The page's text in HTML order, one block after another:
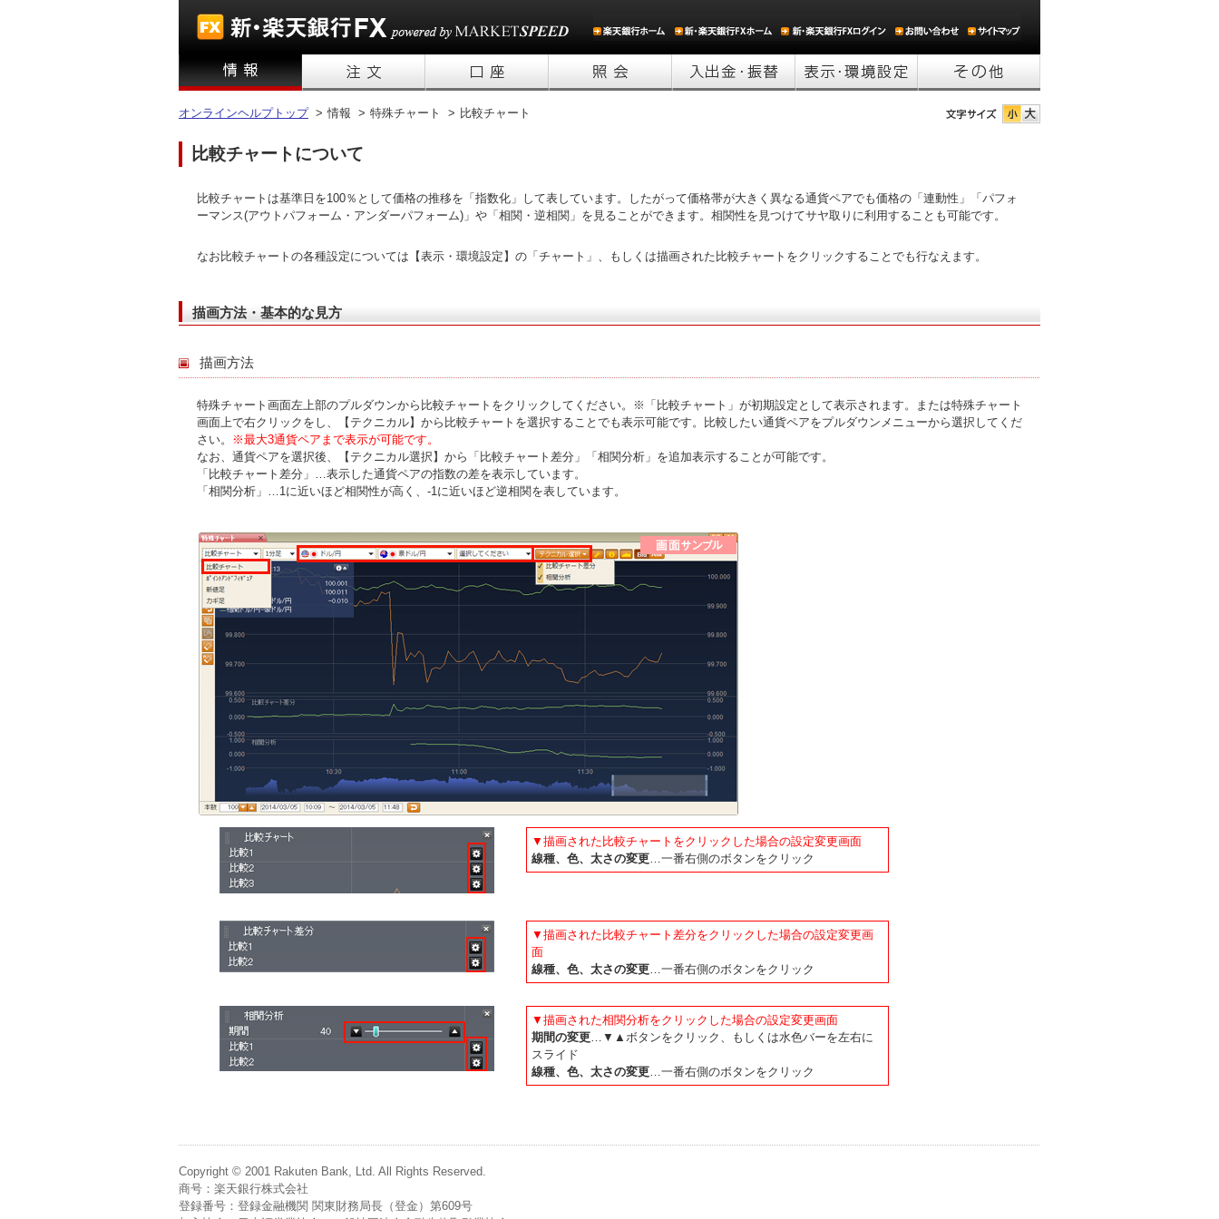
オンラインヘルプトップ> 情報 > 特殊チャート > 比較チャート
比較チャートについて
比較チャートは基準日を100％として価格の推移を「指数化」して表しています。したがって価格帯が大きく異なる通貨ペアでも価格の「連動性」「パフォ
ーマンス(アウトパフォーム・アンダーパフォーム)」や「相関・逆相関」を見ることができます。相関性を見つけてサヤ取りに利用することも可能です。
なお比較チャートの各種設定については【表示・環境設定】の「チャート」、もしくは描画された比較チャートをクリックすることでも行なえます。
描画方法・基本的な見方
描画方法
特殊チャート画面左上部のプルダウンから比較チャートをクリックしてください。※「比較チャート」が初期設定として表示されます。または特殊チャート
画面上で右クリックをし、【テクニカル】から比較チャートを選択することでも表示可能です。比較したい通貨ペアをプルダウンメニューから選択してくだ
さい。
※最大3通貨ペアまで表示が可能です。
なお、通貨ペアを選択後、【テクニカル選択】から「比較チャート差分」「相関分析」を追加表示することが可能です。
「比較チャート差分」…表示した通貨ペアの指数の差を表示しています。
「相関分析」…1に近いほど相関性が高く、-1に近いほど逆相関を表しています。
▼描画された比較チャートをクリックした場合の設定変更画面
線種、色、太さの変更 …一番右側のボタンをクリック
▼描画された比較チャート差分をクリックした場合の設定変更画
面
線種、色、太さの変更 …一番右側のボタンをクリック
▼描画された相関分析をクリックした場合の設定変更画面
期間の変更 …▼▲ボタンをクリック、もしくは水色バーを左右に
スライド
線種、色、太さの変更 …一番右側のボタンをクリック
Copyright © 2001 Rakuten Bank, Ltd. All Rights Reserved.
商号：楽天銀行株式会社
登録番号：登録金融機関 関東財務局長（登金）第609号